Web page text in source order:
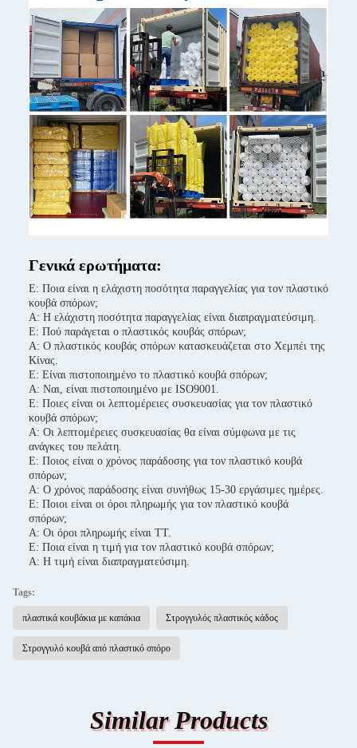
Γενικά ερωτήματα:
Ε: Ποια είναι η ελάχιστη ποσότητα παραγγελίας για τον πλαστικό
κουβά σπόρων;
Α: Η ελάχιστη ποσότητα παραγγελίας είναι διαπραγματεύσιμη.
Ε: Πού παράγεται ο πλαστικός κουβάς σπόρων;
Α: Ο πλαστικός κουβάς σπόρων κατασκευάζεται στο Χεμπέι της
Κίνας.
Ε: Είναι πιστοποιημένο το πλαστικό κουβά σπόρων;
Α: Ναι, είναι πιστοποιημένο με ISO9001.
Ε: Ποιες είναι οι λεπτομέρειες συσκευασίας για τον πλαστικό
κουβά σπόρων;
Α: Οι λεπτομέρειες συσκευασίας θα είναι σύμφωνα με τις
ανάγκες του πελάτη.
Ε: Ποιος είναι ο χρόνος παράδοσης για τον πλαστικό κουβά
σπόρων;
Α: Ο χρόνος παράδοσης είναι συνήθως 15-30 εργάσιμες ημέρες.
Ε: Ποιοι είναι οι όροι πληρωμής για τον πλαστικό κουβά
σπόρων;
Α: Οι όροι πληρωμής είναι TT.
Ε: Ποια είναι η τιμή για τον πλαστικό κουβά σπόρων;
Α: Η τιμή είναι διαπραγματεύσιμη.
Tags:
πλαστικά κουβάκια με καπάκια Στρογγυλός πλαστικός κάδος
Στρογγυλό κουβά από πλαστικό σπόρο
Similar Products